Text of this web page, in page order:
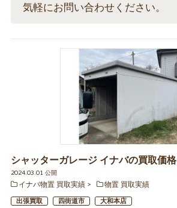
気軽にお問い合わせください。
シャッターガレージ イナバの買取価格
2024.03.01 公開
イナバ物置 買取実績
物置 買取実績
出張買取 四街道市 大和本店